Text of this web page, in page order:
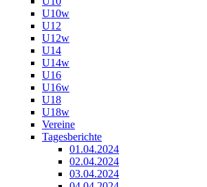
U10w
U12
U12w
U14
U14w
U16
U16w
U18
U18w
Vereine
Tagesberichte
01.04.2024
02.04.2024
03.04.2024